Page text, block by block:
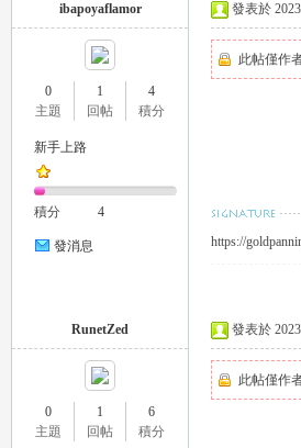
ibapoyaflamor
0
主題
1
回帖
4
積分
新手上路
積分 4
發消息
發表於
此帖僅作
https://
RunetZed
0
主題
1
回帖
6
積分
發表於
此帖僅作